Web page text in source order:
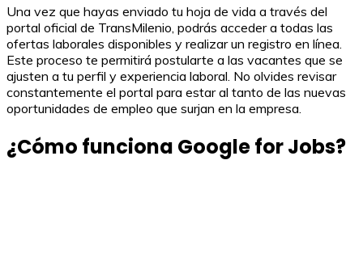
Una vez que hayas enviado tu hoja de vida a través del
portal oficial de TransMilenio, podrás acceder a todas las
ofertas laborales disponibles y realizar un registro en línea.
Este proceso te permitirá postularte a las vacantes que se
ajusten a tu perfil y experiencia laboral. No olvides revisar
constantemente el portal para estar al tanto de las nuevas
oportunidades de empleo que surjan en la empresa.
¿Cómo funciona Google for Jobs?